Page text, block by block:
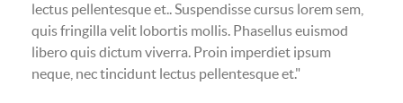
lectus pellentesque et.. Suspendisse cursus lorem sem,
quis fringilla velit lobortis mollis. Phasellus euismod
libero quis dictum viverra. Proin imperdiet ipsum
neque, nec tincidunt lectus pellentesque et."